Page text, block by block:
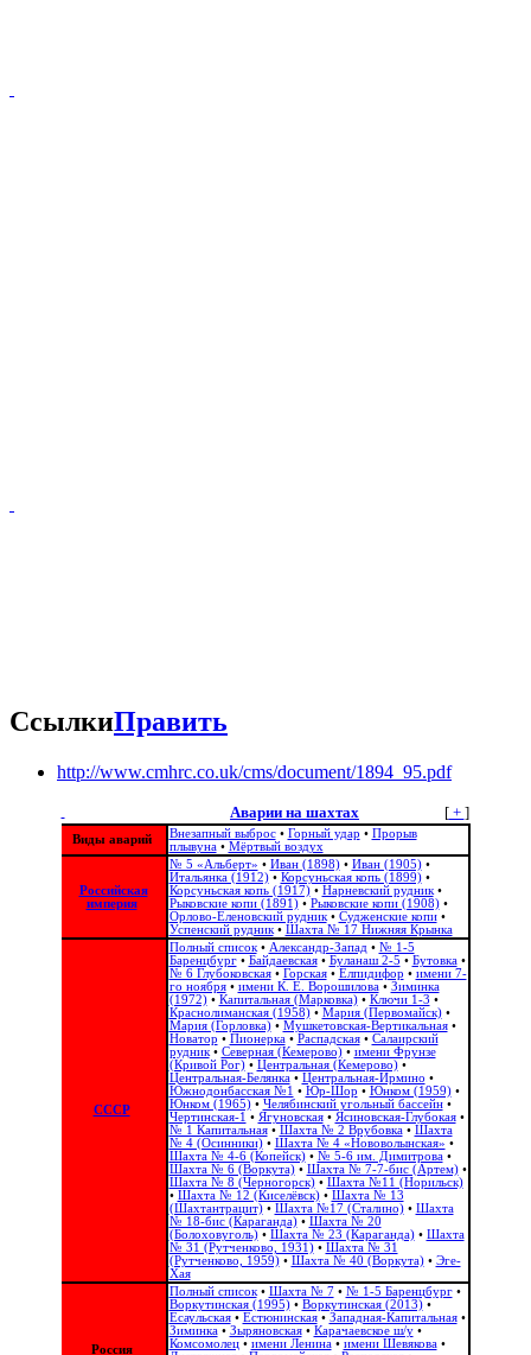
СсылкиПравить
http://www.cmhrc.co.uk/cms/document/1894_95.pdf
[+ ]
Аварии на шахтах
Виды аварий Внезапный выброс• Горный удар • Прорыв
плывуна• Мёртвый воздух
Российская
империя
№ 5 «Альберт» • Иван (1898)• Иван (1905)•
Итальянка (1912)• Корсуньская копь (1899)•
Корсуньская копь (1917)• Нарневский рудник•
Рыковские копи (1891)• Рыковские копи (1908)•
Орлово-Еленовский рудник• Судженские копи•
Успенский рудник• Шахта № 17 Нижняя Крынка
СССР
Полный список• Александр-Запад • № 1-5
Баренцбург• Байдаевская• Буланаш 2-5 • Бутовка•
№ 6 Глубоковская• Горская• Елпидифор • имени 7-
го ноября• имени К. Е. Ворошилова• Зиминка
(1972)• Капитальная (Марковка)• Ключи 1-3 •
Краснолиманская (1958)• Мария (Первомайск)•
Мария (Горловка)• Мушкетовская-Вертикальная•
Новатор • Пионерка• Распадская• Салаирский
рудник• Северная (Кемерово)• имени Фрунзе
(Кривой Рог)• Центральная (Кемерово)•
Центральная-Белянка• Центральная-Ирмино •
Южнодонбасская №1 • Юр-Шор • Юнком (1959)•
Юнком (1965)• Челябинский угольный бассейн•
Чертинская-1 • Ягуновская• Ясиновская-Глубокая•
№ 1 Капитальная• Шахта № 2 Врубовка• Шахта
№ 4 (Осинники)• Шахта № 4 «Нововолынская» •
Шахта № 4-6 (Копейск)• № 5-6 им. Димитрова•
Шахта № 6 (Воркута)• Шахта № 7-7-бис (Артем)•
Шахта № 8 (Черногорск)• Шахта №11 (Норильск)
• Шахта № 12 (Киселёвск)• Шахта № 13
(Шахтантрацит)• Шахта №17 (Сталино)• Шахта
№ 18-бис (Караганда)• Шахта № 20
(Болоховуголь)‎• Шахта № 23 (Караганда)• Шахта
№ 31 (Рутченково, 1931)• Шахта № 31
(Рутченково, 1959)• Шахта № 40 (Воркута)• Эге-
Хая
Россия
Полный список• Шахта № 7• № 1-5 Баренцбург•
Воркутинская (1995)• Воркутинская (2013)•
Есаульская• Естюнинская• Западная-Капитальная•
Зиминка• Зыряновская• Карачаевское ш/у•
Комсомолец• имени Ленина• имени Шевякова•